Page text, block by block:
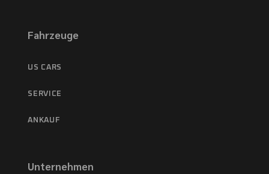
Fahrzeuge
US CARS
SERVICE
ANKAUF
Unternehmen